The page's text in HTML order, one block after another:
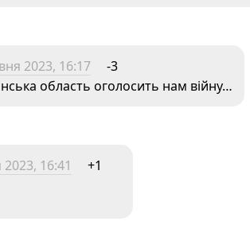
2023, 16:17
-3
область оголосить нам війну…
16:41 +1